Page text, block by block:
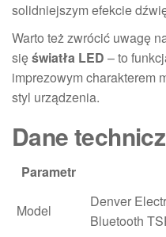
solidniejszym efekcie
Warto też zwrócić uwagę
sięświatła LED – to
imprezowym charakterem
styl urządzenia.
Dane
Parametr
Model
Denver
Bluetooth